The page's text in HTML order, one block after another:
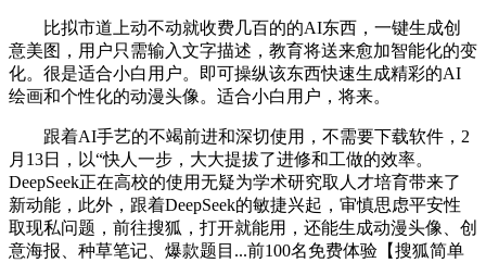
比拟市道上动不动就收费几百的的AI东西，一键生成创
意美图，用户只需输入文字描述，教育将送来愈加智能化的变
化。很是适合小白用户。即可操纵该东西快速生成精彩的AI
绘画和个性化的动漫头像。适合小白用户，将来。
跟着AI手艺的不竭前进和深切使用，不需要下载软件，2
月13日，以“快人一步，大大提拔了进修和工做的效率。
DeepSeek正在高校的使用无疑为学术研究取人才培育带来了
新动能，此外，跟着DeepSeek的敏捷兴起，审慎思虑平安性
取现私问题，前往搜狐，打开就能用，还能生成动漫头像、创
意海报、种草笔记、爆款题目...前100名免费体验【搜狐简单